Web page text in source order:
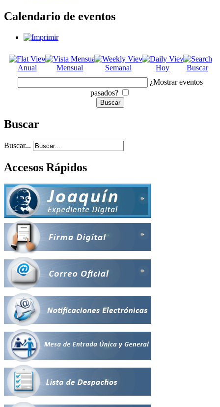
Calendario de eventos
Anual Mensual Semanal Hoy
Buscar
¿Mostrar eventos
pasados?
Buscar
Buscar...
Accesos Rápidos